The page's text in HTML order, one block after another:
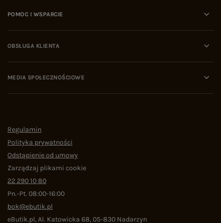
POMOC I WSPARCIE
OBSŁUGA KLIENTA
MEDIA SPOŁECZNOŚCIOWE
Regulamin
Polityka prywatności
Odstąpienie od umowy
Zarządzaj plikami cookie
22 290 10 80
Pn.-Pt. 08:00-16:00
bok@ebutik.pl
eButik.pl,Al. Katowicka 68,05-830 Nadarzyn